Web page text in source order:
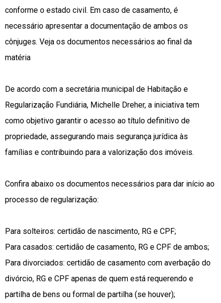
conforme o estado civil. Em caso de casamento, é
necessário apresentar a documentação de ambos os
cônjuges. Veja os documentos necessários ao final da
matéria
De acordo com a secretária municipal de Habitação e
Regularização Fundiária, Michelle Dreher, a iniciativa tem
como objetivo garantir o acesso ao título definitivo de
propriedade, assegurando mais segurança jurídica às
famílias e contribuindo para a valorização dos imóveis.
Confira abaixo os documentos necessários para dar início ao
processo de regularização:
Para solteiros: certidão de nascimento, RG e CPF;
Para casados: certidão de casamento, RG e CPF de ambos;
Para divorciados: certidão de casamento com averbação do
divórcio, RG e CPF apenas de quem está requerendo e
partilha de bens ou formal de partilha (se houver);